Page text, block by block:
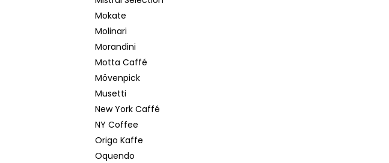
Mokate
Molinari
Morandini
Motta Caffé
Mövenpick
Musetti
New York Caffé
NY Coffee
Origo Kaffe
Oquendo